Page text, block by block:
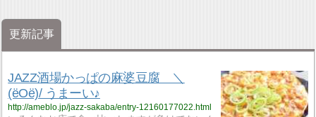
更新記事
JAZZ酒場かっぱの麻婆豆腐 ＼
(ёOё)/ うまーい♪
http://ameblo.jp/jazz-sakaba/entry-12160177022.html